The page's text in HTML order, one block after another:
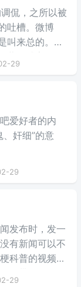
侃，之所以被
吐槽。微博
叫来总的。因
蔽敏感字的行
号。
29
爱好者的内
奸细”的意
29
发布时，发一
有新闻可以不
科普的视频博
是带有玩梗的
29